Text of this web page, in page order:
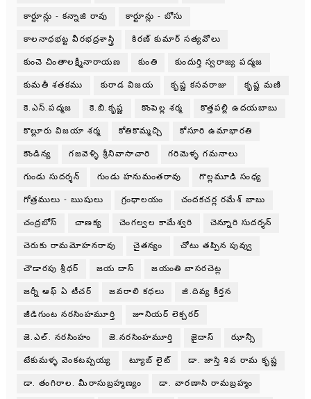
కార్టూన్లు - కన్నాజి రావు కార్టూన్లు - బోసు
కాలనాధభట్ట వీరభద్రశాస్త్రి కిరణ్ కుమార్ సత్యవోలు
కుంచె చింతాలక్ష్మీనారాయణ కుంతి కుందుర్తి స్వరాజ్య పద్మజ
కుమతీ శతకము కురాడ విజయ కృష్ణ కసవరాజు కృష్ణ మణి
కె.ఎస్.పద్మజ కె.బి.కృష్ణ కొంపెల్ల శర్మ కొత్తపల్లి ఉదయబాబు
కొల్లూరు విజయా శర్మ కోతికొమ్మచ్చి కోసూరి ఉమాభారతి
కౌండిన్య గజవెళ్ళి శ్రీనివాసాచారి గరిమెళ్ళ గమనాలు
గుండు సుదర్శన్ గుండు హనుమంతరావు గొల్లమూడి సంధ్య
గోత్రములు - ఋషులు గ్రంధాలయం చందకచర్ల రమేశ్ బాబు
చంద్రబోస్ చాణక్య చెంగల్వల కామేశ్వరి చెన్నూరి సుదర్శన్
చెరుకు రామమోహనరావు చైతన్యం చోటు తప్పిన పువ్వు
చౌడారపు శ్రీధర్ జయ దాస్ జయంతి వాసరచెట్ల
జర్నీ ఆఫ్ ఏ టీచర్ జవరాలి కధలు జి.దివ్య కీర్తన
జీడిగుంట నరసింహమూర్తి జూనియర్ లెక్చరర్
జె.ఎల్. నరసింహం జె.నరసింహమూర్తి జైదాస్ ఝాన్సీ
టేకుమళ్ళ వెంకటప్పయ్య ట్యూబ్ లైట్ డా. జాస్తి శివ రామ కృష్ణ
డా. తంగిరాల. మీరాసుబ్రహ్మణ్యం డా. వారణాసి రామబ్రహ్మం